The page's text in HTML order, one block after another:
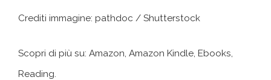
Crediti immagine: pathdoc / Shutterstock
Scopri di più su: Amazon, Amazon Kindle, Ebooks,
Reading.